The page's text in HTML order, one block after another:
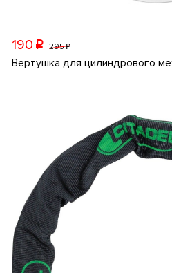
190 p 295p
Вертушка для цилиндрового